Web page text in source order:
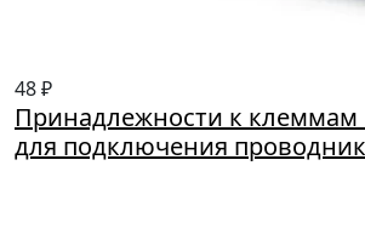
48 ₽
Принадлежности к клеммам
для подключения